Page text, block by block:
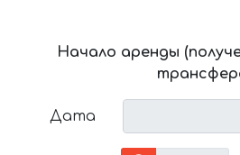
Начало аренды
Дата